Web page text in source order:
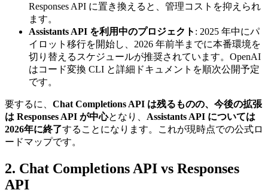
Responses API に置き換えると、管理コストを抑えられ
ます。
Assistants API を利用中のプロジェクト : 2025 年中にパ
イロット移行を開始し、2026 年前半までに本番環境を
切り替えるスケジュールが推奨されています。OpenAI
はコード変換 CLI と詳細ドキュメントを順次公開予定
です。
要するに、 Chat Completions API は残るものの、今後の拡張
は Responses API が中心となり、 Assistants API については
2026年に終了することになります。これが現時点での公式ロ
ードマップです。
2. Chat Completions API vs Responses
API